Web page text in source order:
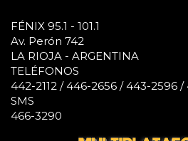
FÉNIX 95.1 - 101.1
Av. Perón 742
LA RIOJA - ARGENTINA
TELÉFONOS
442-2112 / 446-2656 / 443-2596
SMS
466-3290